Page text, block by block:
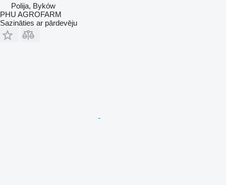
Polija, Byków
PHU AGROFARM
Sazināties ar pārdevēju